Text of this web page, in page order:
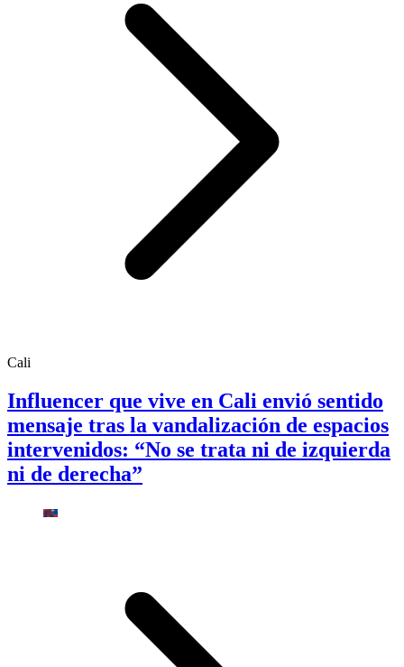
Cali
Influencer que vive en Cali envió sentido
mensaje tras la vandalización de espacios
intervenidos: “No se trata ni de izquierda
ni de derecha”